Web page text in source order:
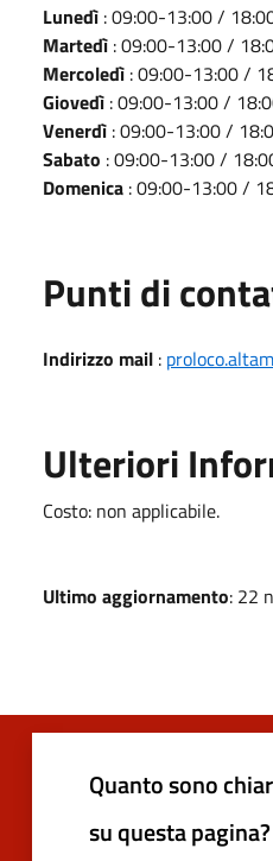
Lunedì : 09:00-13:00 /
Martedì : 09:00-13:00 /
Mercoledì : 09:00-13:00 /
Giovedì : 09:00-13:00 /
Venerdì : 09:00-13:00 /
Sabato : 09:00-13:00 /
Domenica : 09:00-13:00 /
Punti di
Indirizzo mail :
Ulteriori
Costo: non applicabile.
Ultimo aggiornamento: 22
Quanto sono
su questa pagina?